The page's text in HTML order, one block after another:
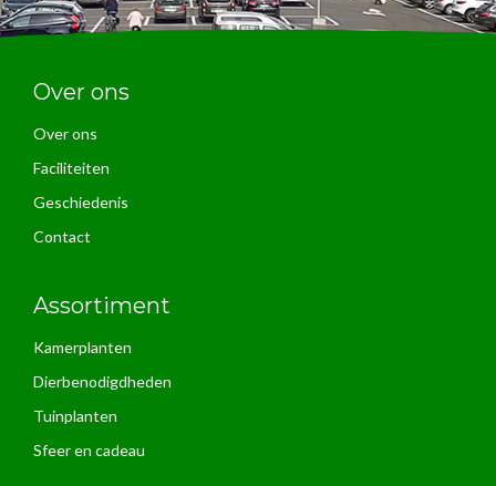
Over ons
Over ons
Faciliteiten
Geschiedenis
Contact
Assortiment
Kamerplanten
Dierbenodigdheden
Tuinplanten
Sfeer en cadeau